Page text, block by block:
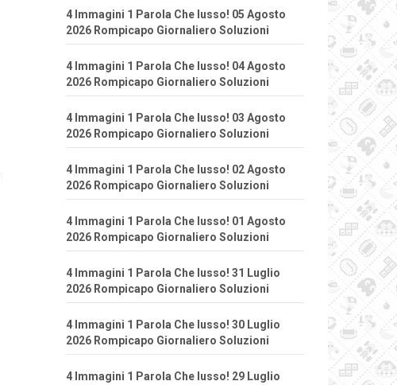
4 Immagini 1 Parola Che lusso! 05 Agosto
2026 Rompicapo Giornaliero Soluzioni
4 Immagini 1 Parola Che lusso! 04 Agosto
2026 Rompicapo Giornaliero Soluzioni
4 Immagini 1 Parola Che lusso! 03 Agosto
2026 Rompicapo Giornaliero Soluzioni
4 Immagini 1 Parola Che lusso! 02 Agosto
2026 Rompicapo Giornaliero Soluzioni
4 Immagini 1 Parola Che lusso! 01 Agosto
2026 Rompicapo Giornaliero Soluzioni
4 Immagini 1 Parola Che lusso! 31 Luglio
2026 Rompicapo Giornaliero Soluzioni
4 Immagini 1 Parola Che lusso! 30 Luglio
2026 Rompicapo Giornaliero Soluzioni
4 Immagini 1 Parola Che lusso! 29 Luglio